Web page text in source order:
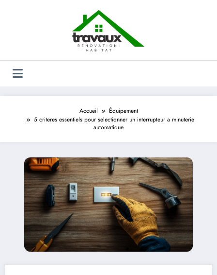
Accueil
Équipement
5 criteres essentiels pour selectionner un interrupteur a minuterie
automatique